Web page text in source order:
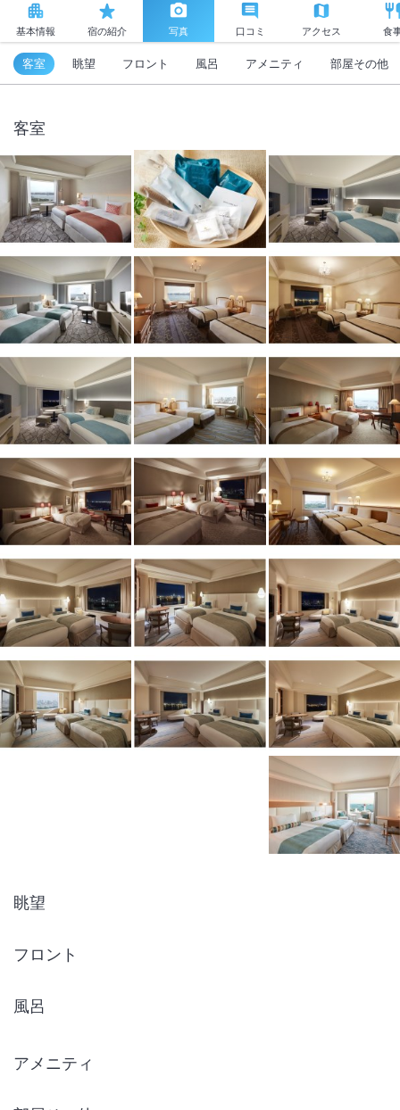
基本情報 宿の紹介 写真 口コミ アクセス 食
1 /10
外観
ニッコー・ホテルズ・インターナショナルにおける最上級ブランド。東
京を楽しむ 東京をくつろぐをコンセプトに素敵な時間をお届け致しま
す。
総客室数882室
INチェックイン
15:00/ OUT チェックアウト
11:00
駅徒歩5分 駐車場あり
施設からのお知らせ
取消料について、宿泊契約ごとに特約がある場合があります。複数の客
室手配（主に団体旅行等）の場合は宿泊施設にご確認ください。
＜法定電気設備定期点検のお知らせ＞
下記日にちに法定電気設備定期点検を実施いたします。
2027年1月11日（月）～1月12日（火）
それに伴いまして、2027年1月11日のご宿泊予約は承りしておりませ
客室 眺望 フロント 風呂 アメニティ 部屋その他
客室
眺望
フロント
風呂
アメニティ